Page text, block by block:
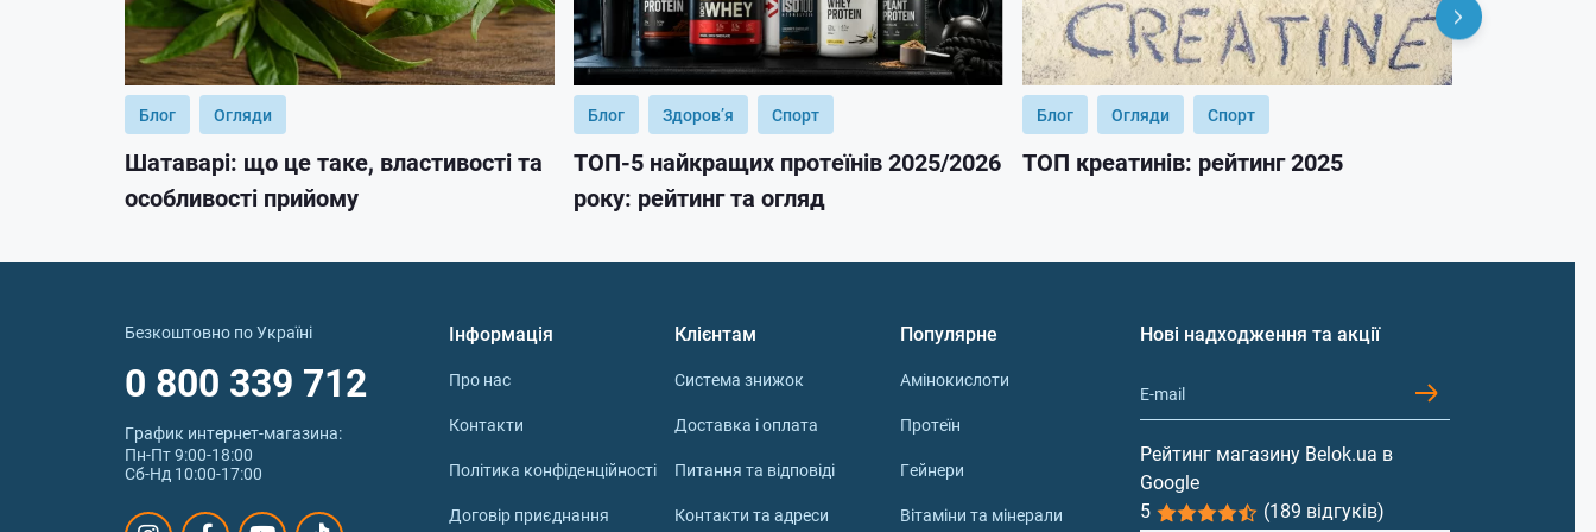
Блог Огляди
Шатаварі: що це таке, властивості та
особливості прийому
Блог Здоров’я Спорт
ТОП-5 найкращих протеїнів 2025/2026
року: рейтинг та огляд
Блог Огляди Спорт
ТОП креатинів: рейтинг 2025
Безкоштовно по Україні
0 800 339 712
График интернет‑магазина:
Пн-Пт 9:00-18:00
Сб-Нд 10:00-17:00
Інформація
Про нас
Контакти
Політика конфіденційності
Договір приєднання
Клієнтам
Система знижок
Доставка і оплата
Питання та відповіді
Контакти та адреси
Популярне
Амінокислоти
Протеїн
Гейнери
Вітаміни та мінерали
Нові надходження та акції
Рейтинг магазину Belok.ua в
Google
5
(189 відгуків)